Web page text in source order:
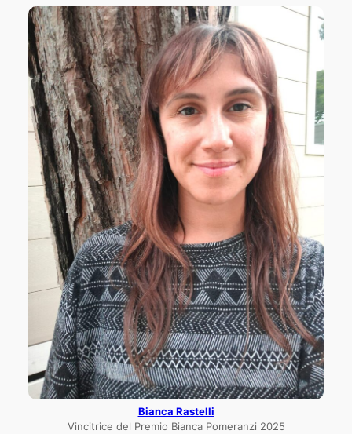
Bianca Rastelli
Vincitrice del Premio Bianca Pomeranzi 2025